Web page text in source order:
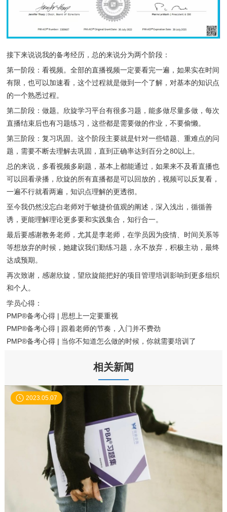
接下来说说我的备考经历，总的来说分为两个阶段：
第一阶段：看视频。全部的直播视频一定要看完一遍，如果实在时间
有限，也可以加速看，这个过程就是做到一个了解，对基本的知识点
的一个熟悉过程。
第二阶段：做题。欣旋学习平台有很多习题，能多做尽量多做，每次
直播结束后也有习题练习，这些都是需要做的作业，不要偷懒。
第三阶段：复习巩固。这个阶段主要就是针对一些错题、重难点的问
题，需要不断去理解去巩固，直到正确率达到百分之80以上。
总的来说，多看视频多刷题，基本上都能通过，如果来不及看直播也
可以回看录播，欣旋的所有直播都是可以回放的，视频可以反复看，
一遍不行就看两遍，知识点理解的更透彻。
至今我仍然没忘白老师对于敏捷价值观的阐述，深入浅出，循循善
诱，更能理解理论更多要和实践集合，知行合一。
最后要感谢教务老师，尤其是李老师，在学员因为疫情、时间关系等
等想放弃的时候，她建议我们勤练习题，永不放弃，积极主动，最终
达成预期。
再次致谢，感谢欣旋，望欣旋能把好的项目管理培训影响到更多组织
和个人。
学员心得：
PMP®备考心得 | 思想上一定要重视
PMP®备考心得 | 跟着老师的节奏，入门并不费劲
PMP®备考心得 | 当你不知道怎么做的时候，你就需要培训了
相关新闻
2023.05.07